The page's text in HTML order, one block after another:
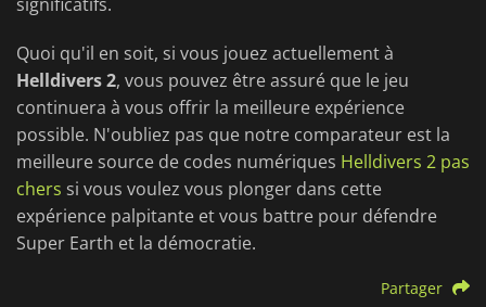
Quoi qu'il en soit, si vous jouez actuellement à
Helldivers 2, vous pouvez être assuré que le jeu
continuera à vous offrir la meilleure expérience
possible. N'oubliez pas que notre comparateur est la
meilleure source de codes numériques Helldivers 2 pas
chers si vous voulez vous plonger dans cette
expérience palpitante et vous battre pour défendre
Super Earth et la démocratie.
Partager